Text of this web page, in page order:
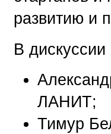
развитию и
В
ЛАНИТ;
Тимур